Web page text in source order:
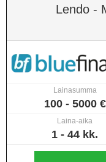
Lendo -
Lainasumma
100 - 5000 €
Laina-aika
1 - 44 kk.